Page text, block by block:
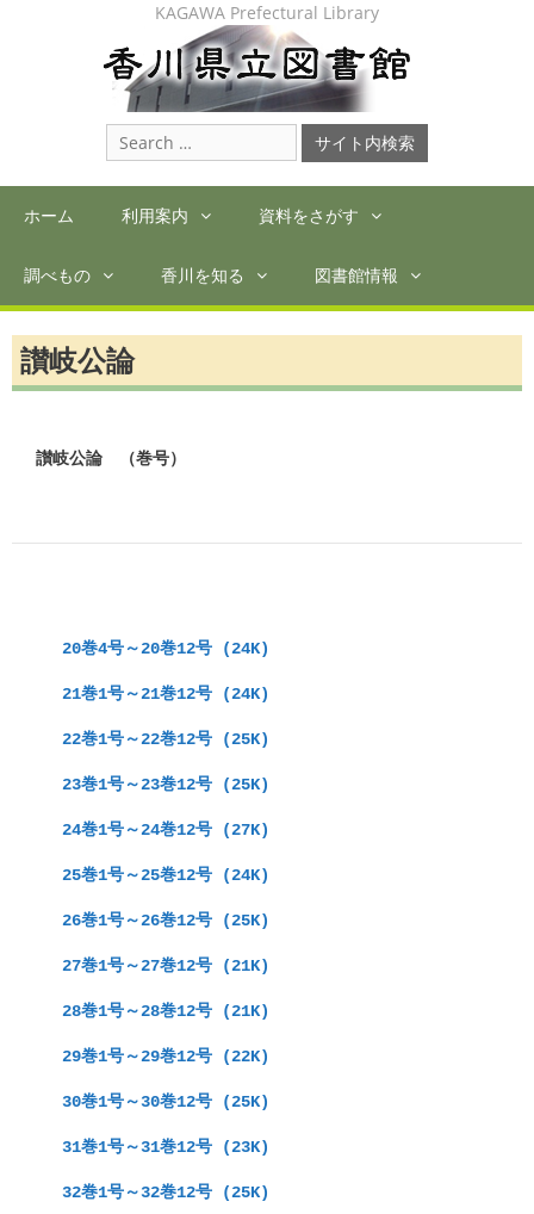
KAGAWA Prefectural Library
Search
for:
ホーム 利用案内 資料をさがす
調べもの 香川を知る 図書館情報
讃岐公論
讃岐公論　（巻号）
20巻4号～20巻12号 (24K)
21巻1号～21巻12号 (24K)
22巻1号～22巻12号 (25K)
23巻1号～23巻12号 (25K)
24巻1号～24巻12号 (27K)
25巻1号～25巻12号 (24K)
26巻1号～26巻12号 (25K)
27巻1号～27巻12号 (21K)
28巻1号～28巻12号 (21K)
29巻1号～29巻12号 (22K)
30巻1号～30巻12号 (25K)
31巻1号～31巻12号 (23K)
32巻1号～32巻12号 (25K)